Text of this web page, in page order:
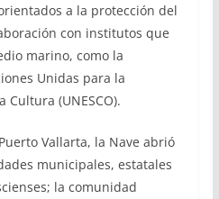
a la protección del
con institutos que
marino, como la
Unidas para la
Cultura (UNESCO).
Vallarta, la Nave abrió
municipales, estatales
la comunidad